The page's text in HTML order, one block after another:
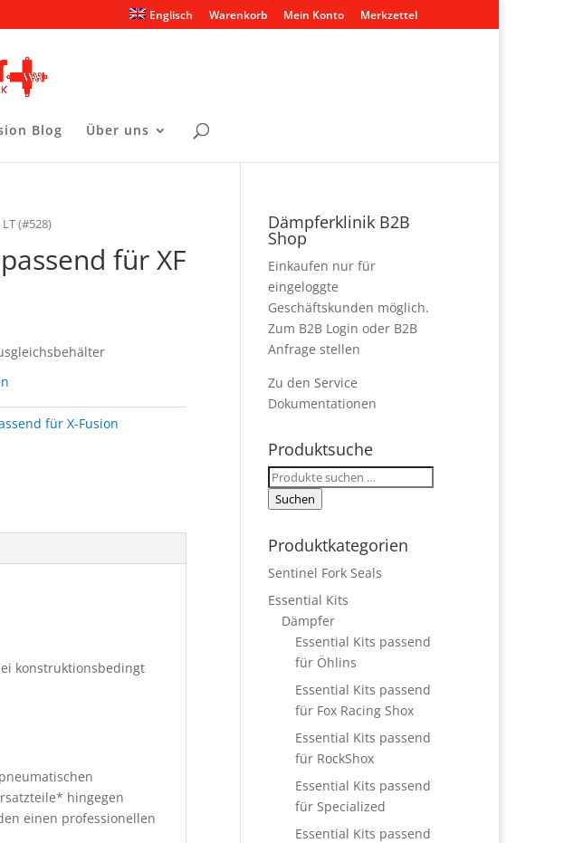
Englisch Warenkorb Mein Konto Merkzettel
Blog Über uns
(#528)
für XF
für X-Fusion
konstruktionsbedingt
hingegen
einen professionellen
Dämpferklinik B2B
Shop
Einkaufen nur für
eingeloggte
Geschäftskunden möglich.
Zum B2B Login oder B2B
Anfrage stellen
Zu den Service
Dokumentationen
Produktsuche
Suchen
nach:
Suchen
Produktkategorien
Sentinel Fork Seals
Essential Kits
Dämpfer
Essential Kits passend
für Öhlins
Essential Kits passend
für Fox Racing Shox
Essential Kits passend
für RockShox
Essential Kits passend
für Specialized
Essential Kits passend